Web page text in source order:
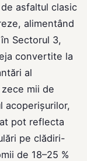
asfaltul clasic
alimentând
Sectorul 3,
convertite la
al
mii de
acoperişurilor,
pot reflecta
pe clădiri-
de 18–25 %